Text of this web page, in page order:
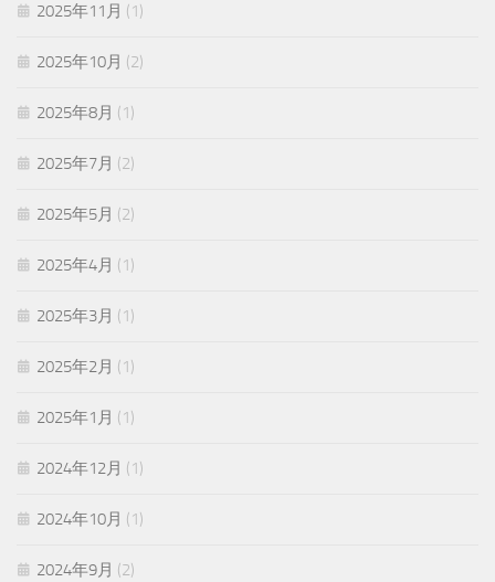
2025年11月 (1)
2025年10月 (2)
2025年8月 (1)
2025年7月 (2)
2025年5月 (2)
2025年4月 (1)
2025年3月 (1)
2025年2月 (1)
2025年1月 (1)
2024年12月 (1)
2024年10月 (1)
2024年9月 (2)